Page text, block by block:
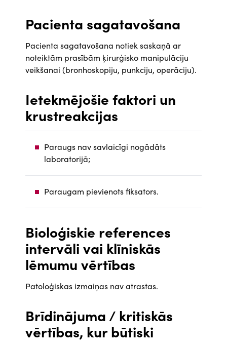
Pacienta sagatavošana
Pacienta sagatavošana notiek saskaņā ar
noteiktām prasībām ķirurģisko manipulāciju
veikšanai (bronhoskopiju, punkciju, operāciju).
Ietekmējošie faktori un
krustreakcijas
Paraugs nav savlaicīgi nogādāts
laboratorijā;
Paraugam pievienots fiksators.
Bioloģiskie references
intervāli vai klīniskās
lēmumu vērtības
Patoloģiskas izmaiņas nav atrastas.
Brīdinājuma / kritiskās
vērtības, kur būtiski